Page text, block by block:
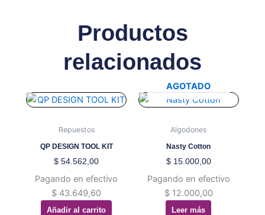
Productos
relacionados
Repuestos
QP DESIGN TOOL KIT
$ 54.562,00
Pagando en efectivo
$ 43.649,60
Añadir al carrito
AGOTADO
Algodones
Nasty Cotton
$15.000,00
Pagando en efectivo
$12.000,00
Leer más